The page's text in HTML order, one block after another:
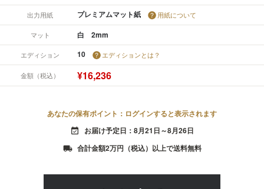
出力用紙 プレミアムマット紙 用紙について
マット 白 2mm
エディション 10 エディションとは？
金額（税込） ¥16,236
あなたの保有ポイント：ログインすると表示されます
event_available お届け予定日：8月21日～8月26日
local_shipping 合計金額2万円（税込）以上で送料無料